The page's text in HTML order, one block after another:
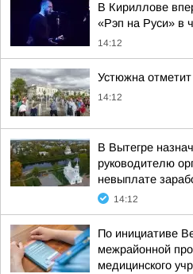
В Кириллове
«Рэп на Руси» в
14:12
Устюжна
14:12
В Вытегре
руководителю
невыплате
14:12
По инициативе
межрайонной
медицинского